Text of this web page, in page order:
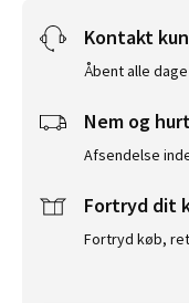
Kontakt
Åbent alle
Nem og
Afsendelse
Fortryd dit
Fortryd køb,